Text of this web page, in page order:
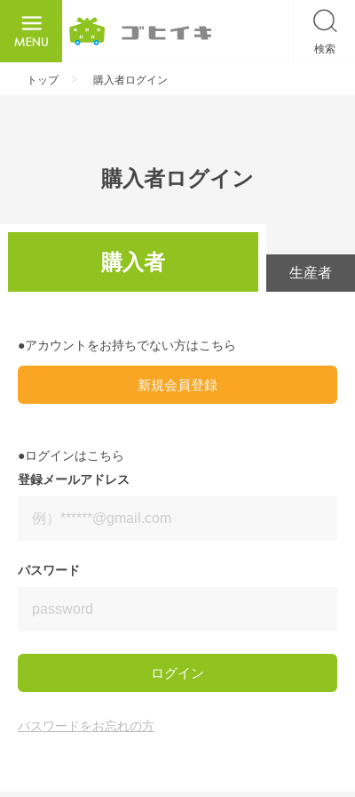
検索
トップ 購入者ログイン
購入者ログイン
購入者 生産者
●アカウントをお持ちでない方はこちら
新規会員登録
●ログインはこちら
登録メールアドレス
パスワード
ログイン
パスワードをお忘れの方